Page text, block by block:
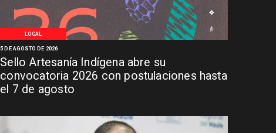
LOCAL
Sello Artesanía Indígena abre su
convocatoria 2026 con postulaciones hasta
el 7 de agosto
5 DE AGOSTO DE 2026